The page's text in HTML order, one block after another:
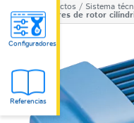
You
are
Productos Sistema
Motores de rotor
Configuradores
Referencias
Motores
de
rotor